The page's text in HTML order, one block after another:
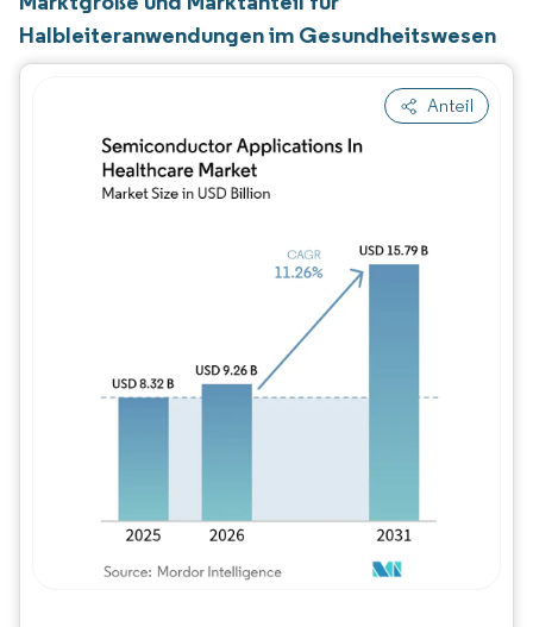
Halbleiteranwendungen im Gesundheitswesen
Anteil
Bild © Mordor Intelligence.